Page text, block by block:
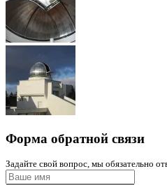
Форма обратной связи
Задайте свой вопрос, мы обязательно